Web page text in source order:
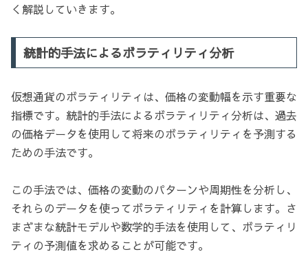
く解説していきます。
統計的手法によるボラティリティ分析
仮想通貨のボラティリティは、価格の変動幅を示す重要な
指標です。統計的手法によるボラティリティ分析は、過去
の価格データを使用して将来のボラティリティを予測する
ための手法です。
この手法では、価格の変動のパターンや周期性を分析し、
それらのデータを使ってボラティリティを計算します。さ
まざまな統計モデルや数学的手法を使用して、ボラティリ
ティの予測値を求めることが可能です。